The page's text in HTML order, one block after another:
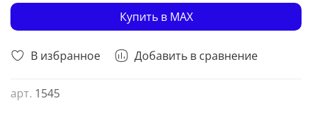
В избранное Добавить в сравнение
арт. 1545
Купить в MAX